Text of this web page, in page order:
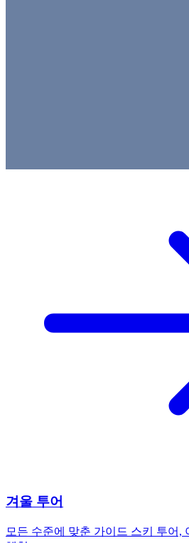
겨울 투어
모든 수준에 맞춘 가이드 스키 투어,